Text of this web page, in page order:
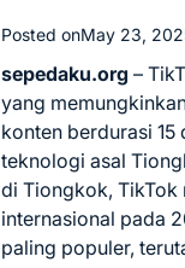
Posted onMay 23,
sepedaku.org –
yang
konten berdurasi
teknologi asal
di Tiongkok, TikTok
internasional pada
paling populer,